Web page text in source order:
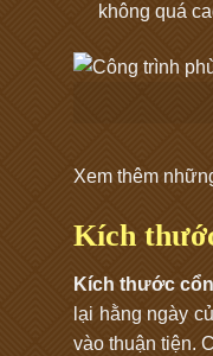
không quá
Xem thêm
Kích
Kích thước
lại hằng ngày
vào thuận tiện.